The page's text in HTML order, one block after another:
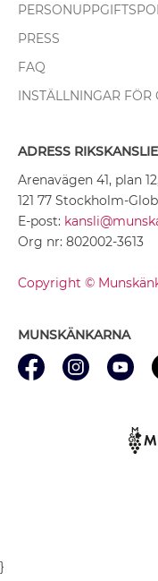
PRESS
FAQ
INSTÄLLNINGAR FÖR
ADRESS
Arenavägen 41, plan
121 77 Stockholm-
E-post:
Org nr: 802002-3613
Copyright ©
MUNSKÄNKARNA
}